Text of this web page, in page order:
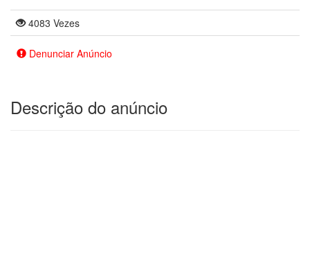
4083 Vezes
Denunciar Anúncio
Descrição do anúncio